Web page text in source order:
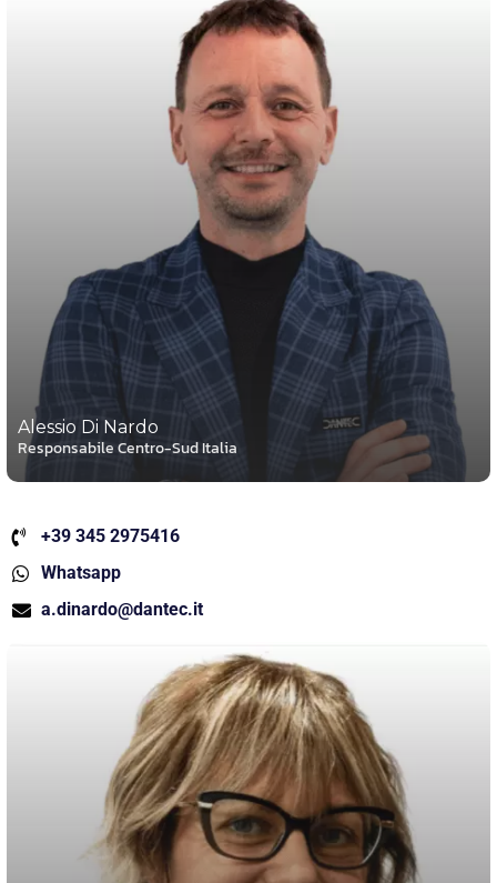
Alessio Di Nardo
Responsabile Centro-Sud Italia
+39 345 2975416
Whatsapp
a.dinardo@dantec.it